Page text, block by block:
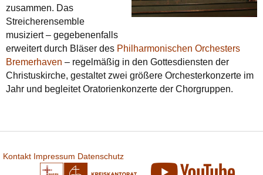
zusammen. Das
Streicherensemble
musiziert – gegebenenfalls
erweitert durch Bläser des Philharmonischen Orchesters
Bremerhaven – regelmäßig in den Gottesdiensten der
Christuskirche, gestaltet zwei größere Orchesterkonzerte im
Jahr und begleitet Oratorienkonzerte der Chorgruppen.
Kontakt Impressum Datenschutz